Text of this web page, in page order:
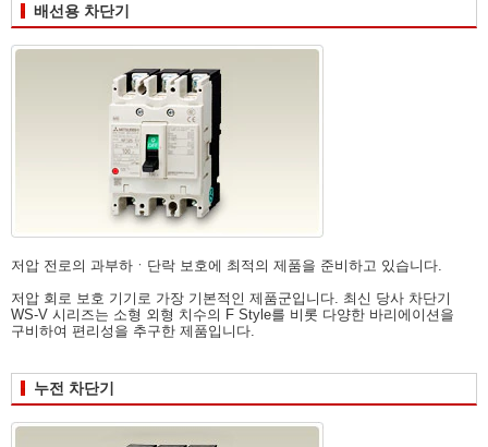
배선용 차단기
저압 전로의 과부하ㆍ단락 보호에 최적의 제품을 준비하고 있습니다.
저압 회로 보호 기기로 가장 기본적인 제품군입니다. 최신 당사 차단기
WS-V 시리즈는 소형 외형 치수의 F Style를 비롯 다양한 바리에이션을
구비하여 편리성을 추구한 제품입니다.
누전 차단기